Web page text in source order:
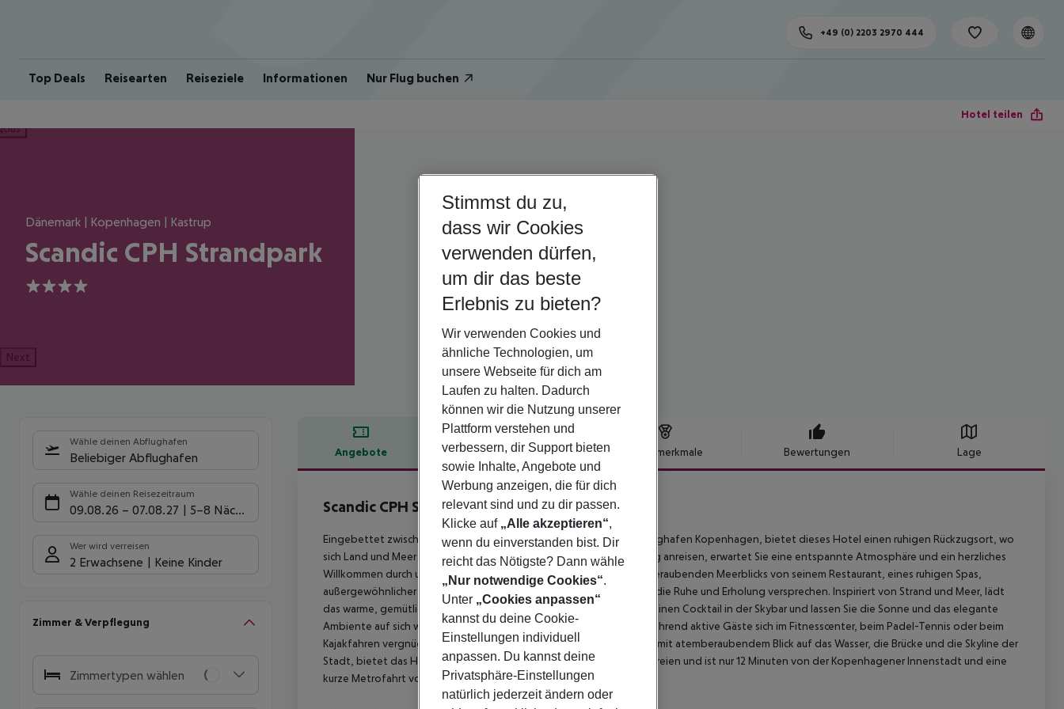
Top Deals Reisearten Reiseziele Informationen Nur Flug buchen
+49 (0) 2203 2970 444
Hotel teilen
Dänemark | Kopenhagen | Kastrup
Scandic CPH Strandpark
4
Next
Wähle deinen Abflughafen
Beliebiger Abflughafen
Wähle deinen Reisezeitraum
09.08.26 – 07.08.27 5-8 Nächte
Wer wird verreisen
2 Erwachsene Keine Kinder
Zimmer & Verpflegung
Zimmertypen wählen
Angebote Hotelbeschreibung Hotelmerkmale Bewertungen Lage
Hotelbeschreibung
Scandic CPH Strandpark
4
Eingebettet zwischen der Öresundbrücke und dem pulsierenden Flughafen Kopenhagen, bietet dieses Hotel einen ruhigen Rückzugsort, wo
sich Land und Meer treffen. Ob Sie mit dem Auto, Zug oder Flugzeug anreisen, erwartet Sie eine entspannte Atmosphäre und ein herzliches
Willkommen durch unser Personal. Das Hotel rühmt sich eines atemberaubenden Meerblicks von seinem Restaurant, eines ruhigen Spas,
außergewöhnlicher Tagungseinrichtungen und einladender Zimmer, die Ruhe und Erholung versprechen. Inspiriert von Strand und Meer, lädt
das warme, gemütliche Interieur zur Entspannung ein. Genießen Sie einen Cocktail in der Skybar und lassen Sie die Sonne und das elegante
Ambiente auf sich wirken. Erholung finden Sie im Wellnessbereich, während aktive Gäste sich im Fitnesscenter, beim Padel-Tennis oder beim
Kajakfahren vergnügen können. In der Nähe des Öresunds gelegen, mit atemberaubendem Blick auf das Wasser, die Brücke und die Skyline der
Stadt, bietet das Hotel einfachen Zugang zu Freizeitaktivitäten im Freien und ist nur 12 Minuten von der Kopenhagener Innenstadt und eine
kurze Metrofahrt vom Flughafen entfernt.
Stimmst du zu,
dass wir Cookies
verwenden dürfen,
um dir das beste
Erlebnis zu bieten?
Wir verwenden Cookies und
ähnliche Technologien, um
unsere Webseite für dich am
Laufen zu halten. Dadurch
können wir die Nutzung unserer
Plattform verstehen und
verbessern, dir Support bieten
sowie Inhalte, Angebote und
Werbung anzeigen, die für dich
relevant sind und zu dir passen.
Klicke auf „Alle akzeptieren“,
wenn du einverstanden bist. Dir
reicht das Nötigste? Dann wähle
„Nur notwendige Cookies“.
Unter „Cookies anpassen“
kannst du deine Cookie-
Einstellungen individuell
anpassen. Du kannst deine
Privatsphäre-Einstellungen
natürlich jederzeit ändern oder